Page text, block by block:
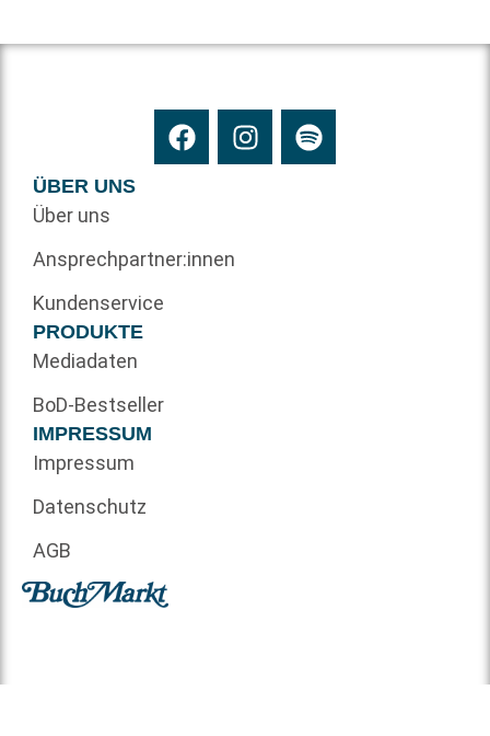
ÜBER UNS
Über uns
Ansprechpartner:innen
Kundenservice
PRODUKTE
Mediadaten
BoD-Bestseller
IMPRESSUM
Impressum
Datenschutz
AGB